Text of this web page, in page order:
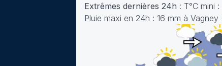
Extrêmes dernières 24h : T°C mini
Pluie maxi en 24h : 16 mm à Vagney